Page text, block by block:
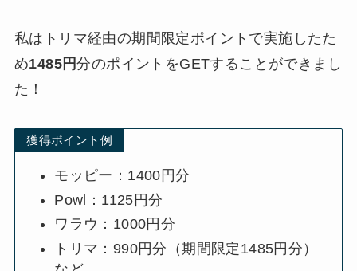
私はトリマ経由の期間限定ポイントで実施したた
め1485円分のポイントをGETすることができまし
た！
獲得ポイント例
モッピー：1400円分
Powl：1125円分
ワラウ：1000円分
トリマ：990円分（期間限定1485円分）